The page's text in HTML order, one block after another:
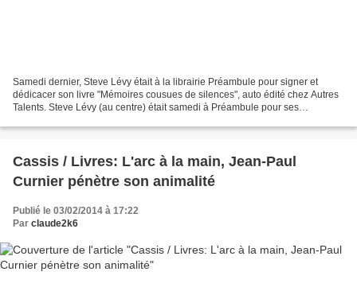
Samedi dernier, Steve Lévy était à la librairie Préambule pour signer et
dédicacer son livre "Mémoires cousues de silences", auto édité chez Autres
Talents. Steve Lévy (au centre) était samedi à Préambule pour ses
Cassis / Livres: L'arc à la main, Jean-Paul
Curnier pénètre son animalité
Publié le 03/02/2014 à 17:22
Par claude2k6